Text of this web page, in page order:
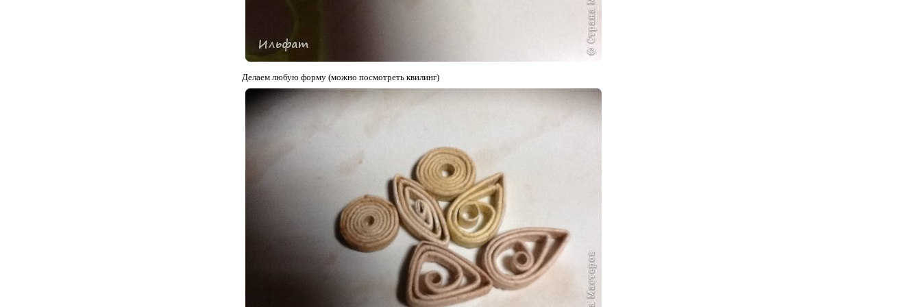
Делаем любую форму (можно посмотреть квилинг)